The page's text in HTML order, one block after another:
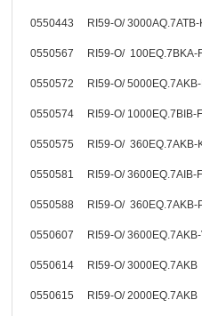
0550443 RI59-O/
0550567 RI59-O/
0550572 RI59-O/
0550574 RI59-O/
0550575 RI59-O/ 360EQ.7AKB-
0550581 RI59-O/
0550588 RI59-O/
0550607 RI59-O/
0550614 RI59-O/ 3000EQ.7AKB
0550615 RI59-O/ 2000EQ.7AKB